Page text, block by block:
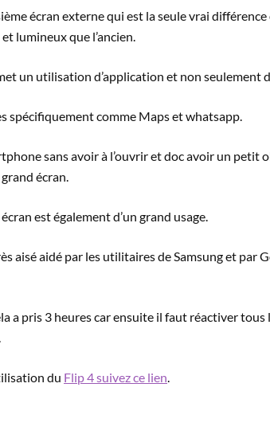
écran externe qui est la seule vrai
lumineux que l’ancien.
un utilisation d’application et non seulement
spécifiquement comme Maps et whatsapp.
sans avoir à l’ouvrir et doc avoir un petit
écran.
est également d’un grand usage.
aisé aidé par les utilitaires de Samsung et par
a pris 3 heures car ensuite il faut réactiver tous
du Flip 4 suivez ce lien.